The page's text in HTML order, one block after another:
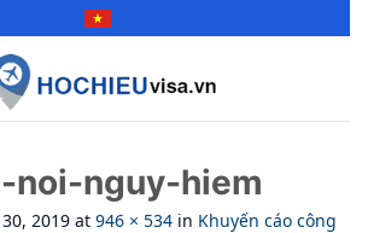
noi-nguy-hiem
2019 at 946 × 534 in Khuyến cáo công